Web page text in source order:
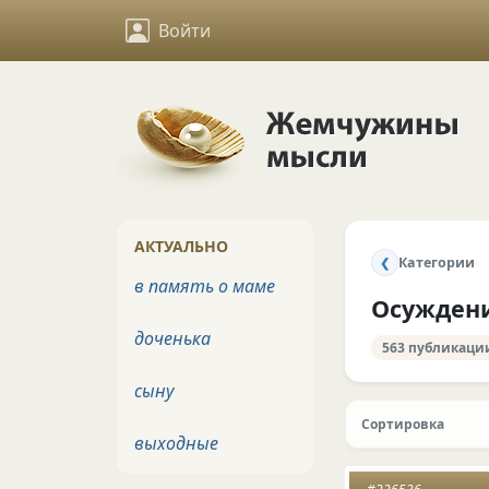
Войти
❮ Категории
563
Сортировка
АКТУАЛЬНО
в память о маме
доченька
сыну
выходные